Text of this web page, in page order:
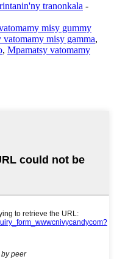
tranonkala -
misy gummy
vatomamy misy gamma,
, Mpamatsy vatomamy